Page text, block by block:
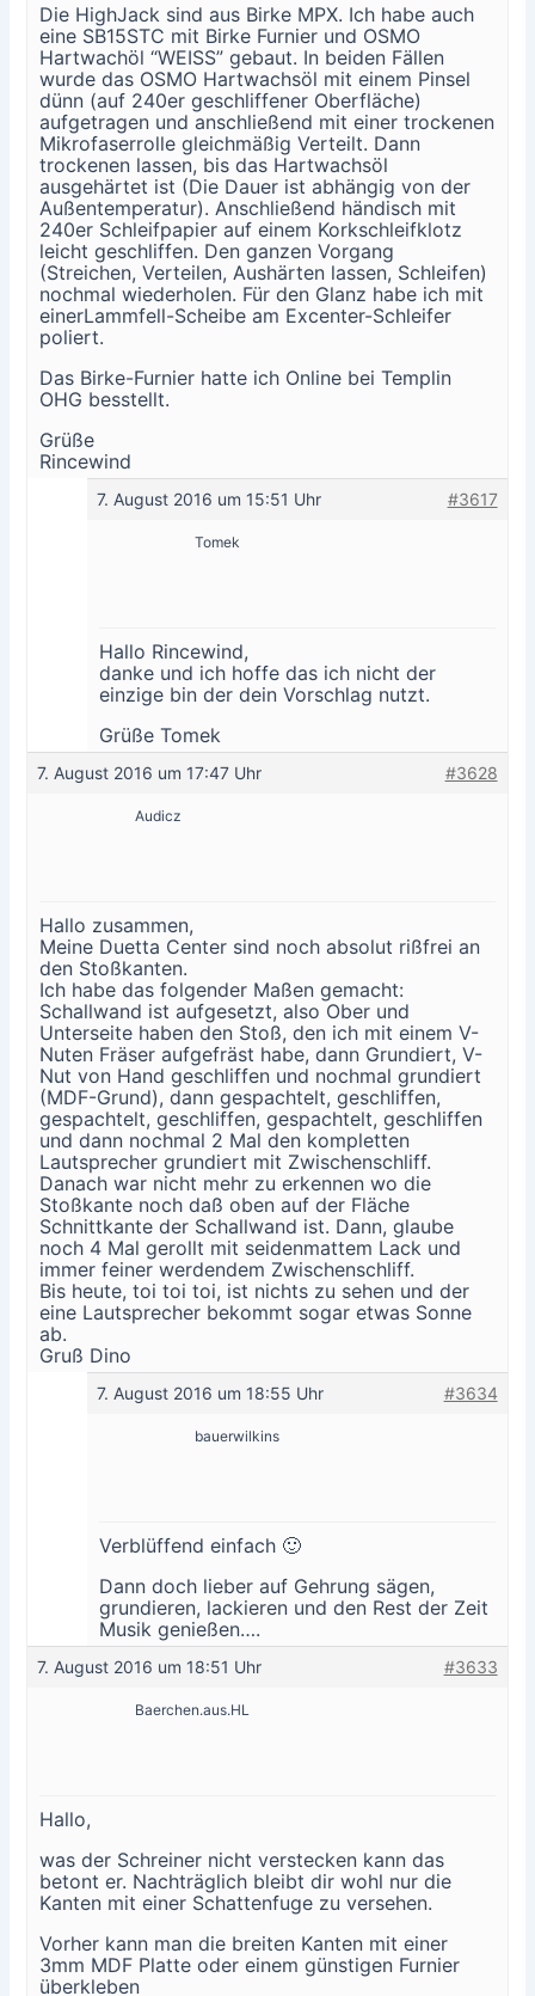
Die HighJack sind aus Birke MPX. Ich habe auch
eine SB15STC mit Birke Furnier und OSMO
Hartwachöl “WEISS” gebaut. In beiden Fällen
wurde das OSMO Hartwachsöl mit einem Pinsel
dünn (auf 240er geschliffener Oberfläche)
aufgetragen und anschließend mit einer trockenen
Mikrofaserrolle gleichmäßig Verteilt. Dann
trockenen lassen, bis das Hartwachsöl
ausgehärtet ist (Die Dauer ist abhängig von der
Außentemperatur). Anschließend händisch mit
240er Schleifpapier auf einem Korkschleifklotz
leicht geschliffen. Den ganzen Vorgang
(Streichen, Verteilen, Aushärten lassen, Schleifen)
nochmal wiederholen. Für den Glanz habe ich mit
einerLammfell-Scheibe am Excenter-Schleifer
poliert.
Das Birke-Furnier hatte ich Online bei Templin
OHG besstellt.
Grüße
Rincewind
7. August 2016 um 15:51 Uhr #3617
Tomek
Hallo Rincewind,
danke und ich hoffe das ich nicht der
einzige bin der dein Vorschlag nutzt.
Grüße Tomek
7. August 2016 um 17:47 Uhr #3628
Audicz
Hallo zusammen,
Meine Duetta Center sind noch absolut rißfrei an
den Stoßkanten.
Ich habe das folgender Maßen gemacht:
Schallwand ist aufgesetzt, also Ober und
Unterseite haben den Stoß, den ich mit einem V-
Nuten Fräser aufgefräst habe, dann Grundiert, V-
Nut von Hand geschliffen und nochmal grundiert
(MDF-Grund), dann gespachtelt, geschliffen,
gespachtelt, geschliffen, gespachtelt, geschliffen
und dann nochmal 2 Mal den kompletten
Lautsprecher grundiert mit Zwischenschliff.
Danach war nicht mehr zu erkennen wo die
Stoßkante noch daß oben auf der Fläche
Schnittkante der Schallwand ist. Dann, glaube
noch 4 Mal gerollt mit seidenmattem Lack und
immer feiner werdendem Zwischenschliff.
Bis heute, toi toi toi, ist nichts zu sehen und der
eine Lautsprecher bekommt sogar etwas Sonne
ab.
Gruß Dino
7. August 2016 um 18:55 Uhr #3634
bauerwilkins
Verblüffend einfach 🙂
Dann doch lieber auf Gehrung sägen,
grundieren, lackieren und den Rest der Zeit
Musik genießen….
7. August 2016 um 18:51 Uhr #3633
Baerchen.aus.HL
Hallo,
was der Schreiner nicht verstecken kann das
betont er. Nachträglich bleibt dir wohl nur die
Kanten mit einer Schattenfuge zu versehen.
Vorher kann man die breiten Kanten mit einer
3mm MDF Platte oder einem günstigen Furnier
überkleben